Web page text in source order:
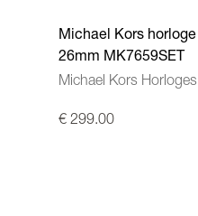
Michael Kors
26mm MK7659SET
Michael Kors
€ 299.00